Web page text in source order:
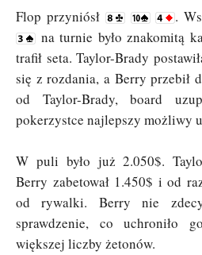
Flop przyniósł
.
na turnie było znakomitą
trafił seta. Taylor-Brady
się z rozdania, a Berry przebił
od Taylor-Brady, board
pokerzystce najlepszy możliwy
W puli było już 2.050$.
Berry zabetował 1.450$ i od
od rywalki. Berry nie
sprawdzenie, co uchroniło
większej liczby żetonów.